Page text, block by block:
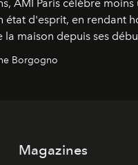
AMI Paris célèbre moins
état d'esprit, en rendant
maison depuis ses
Borgogno
Magazines